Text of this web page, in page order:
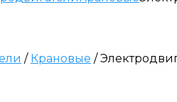
/ Крановые /